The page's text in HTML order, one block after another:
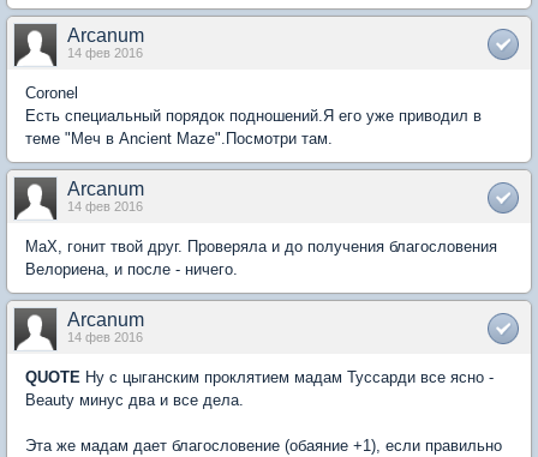
Arcanum
14 фев 2016
Coronel
Есть специальный порядок подношений.Я его уже приводил в
теме "Меч в Ancient Maze".Посмотри там.
Arcanum
14 фев 2016
MaX, гонит твой друг. Проверяла и до получения благословения
Велориена, и после - ничего.
Arcanum
14 фев 2016
QUOTE Ну с цыганским проклятием мадам Туссарди все ясно -
Beauty минус два и все дела.
Эта же мадам дает благословение (обаяние +1), если правильно